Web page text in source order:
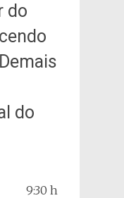
do
do
9:30 h